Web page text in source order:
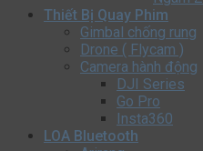
Thiết Bị Quay Phim
Gimbal chống rung
Drone ( Flycam )
Camera hành động
DJI Series
Go Pro
Insta360
LOA Bluetooth